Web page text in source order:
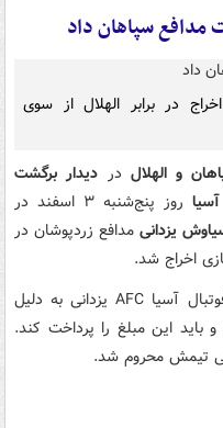
مدافع سپاهان داد
در برابر الهلال از سوی
و الهلال در دیدار برگشت
روز پنج‌شنبه ۳ اسفند در
یزدانی مدافع زردپوشان در
اخراج شد.
با تصمیم کمیته انضباطی کنفدراسیون فوتبال آسیا AFC یزدانی به دلیل
دلار جریمه شد و باید این مبلغ را پرداخت کند.
تیمش محروم شد.